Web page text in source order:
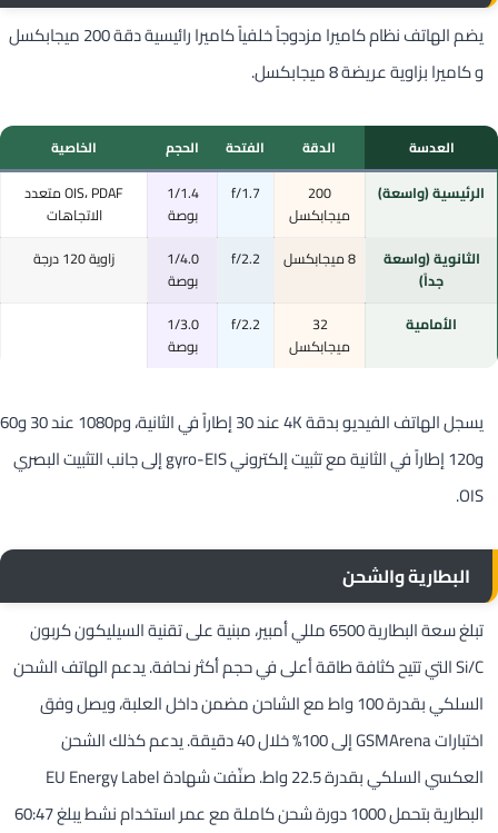
يضم الهاتف نظام كاميرا مزدوجاً خلفياً كاميرا رائيسية دقة 200 ميجابكسل
و كاميرا بزاوية عريضة 8 ميجابكسل.
العدسة الدقة الفتحة الحجم
الخاصية
الرئيسية (واسعة)
200
ميجابكسل
f/1.7
1/1.4
بوصة
OIS، PDAF متعدد
الاتجاهات
الثانوية (واسعة
جداً)
8 ميجابكسل f/2.2
1/4.0
بوصة
زاوية 120 درجة
الأمامية
32
ميجابكسل
f/2.2
1/3.0
بوصة
يسجل الهاتف الفيديو بدقة 4K عند 30 إطاراً في الثانية، و1080p عند 30 و60
و120 إطاراً في الثانية مع تثبيت إلكتروني gyro-EIS إلى جانب التثبيت البصري
OIS.
البطارية والشحن
تبلغ سعة البطارية 6500 مللي أمبير، مبنية على تقنية السيليكون كربون
Si/C التي تتيح كثافة طاقة أعلى في حجم أكثر نحافة. يدعم الهاتف الشحن
السلكي بقدرة 100 واط مع الشاحن مضمن داخل العلبة، ويصل وفق
اختبارات GSMArena إلى 100% خلال 40 دقيقة. يدعم كذلك الشحن
العكسي السلكي بقدرة 22.5 واط. صنّفت شهادة EU Energy Label
البطارية بتحمل 1000 دورة شحن كاملة مع عمر استخدام نشط يبلغ 60:47